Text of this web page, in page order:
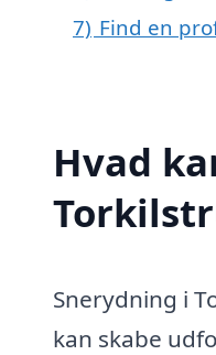
7) Find en
Hvad
Snerydning i
kan skabe